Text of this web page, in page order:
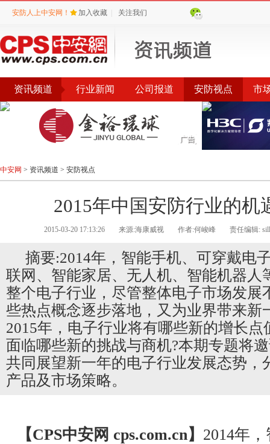
安防人上中安网！ 加入收藏 关注我们
资讯频道 行业新闻 公司报道 安防视点 市
公告 评选 榜单
中安网 > 资讯频道 > 安防视点
2015年中国安防行业的机
2015-03-20 17:13:26 来源:海康威视 作者:何峻峰 责任编辑:
摘要:2014年，智能手机、可穿戴电
联网、智能家居、无人机、智能机器人
整个电子行业，尽管整体电子市场发展
些热点概念逐步落地，又为业界带来新
2015年，电子行业将有哪些新的增长点
面临哪些新的挑战与商机?本期专题将
共同展望新一年的电子行业发展态势，
产品及市场策略。
【CPS中安网 cps.com.cn】 2014年